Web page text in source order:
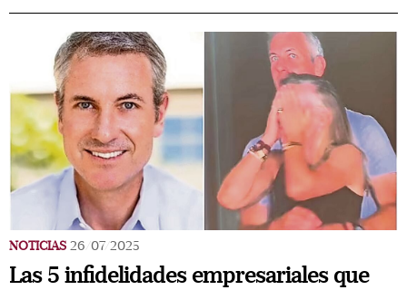
NOTICIAS 26/07/2025
Las 5 infidelidades empresariales que